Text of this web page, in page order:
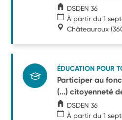
DSDEN 36
À partir du 1
Châteauroux
ÉDUCATION POUR
Participer au
(...) citoyenneté
DSDEN 36
À partir du 1